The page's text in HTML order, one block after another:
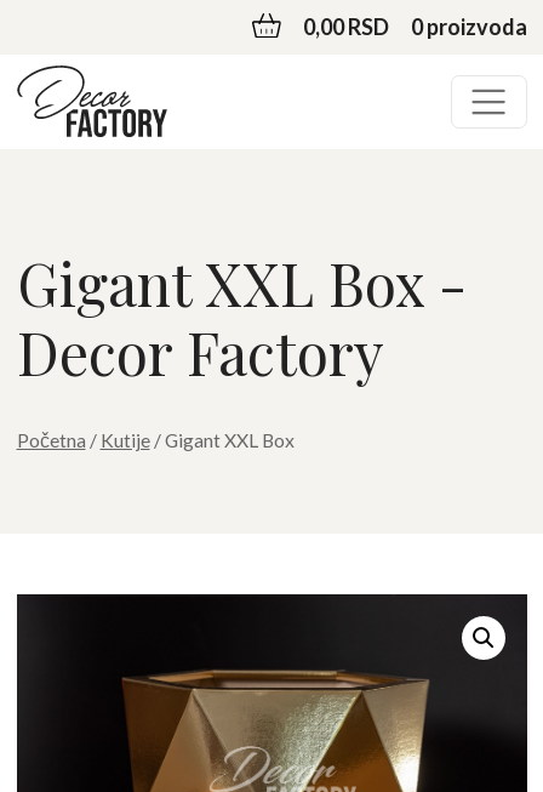
0,00 RSD 0 proizvoda
Gigant XXL Box -
Decor Factory
Početna / Kutije/ Gigant XXL Box